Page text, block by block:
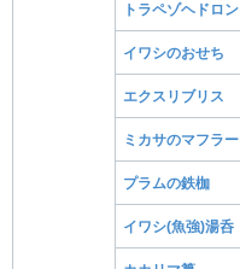
トラペゾヘドロン
イワシのおせち
エクスリブリス
ミカサのマフラー
プラムの鉄枷
イワシ(魚強)湯呑